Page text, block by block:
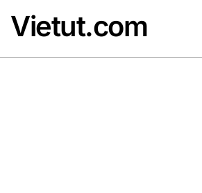
content
Vietut.com